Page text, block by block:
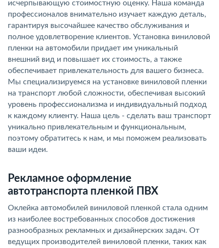
исчерпывающую стоимостную оценку. Наша команда
профессионалов внимательно изучает каждую деталь,
гарантируя высочайшее качество обслуживания и
полное удовлетворение клиентов. Установка виниловой
пленки на автомобили придает им уникальный
внешний вид и повышает их стоимость, а также
обеспечивает привлекательность для вашего бизнеса.
Мы специализируемся на установке виниловой пленки
на транспорт любой сложности, обеспечивая высокий
уровень профессионализма и индивидуальный подход
к каждому клиенту. Наша цель - сделать ваш транспорт
уникально привлекательным и функциональным,
поэтому обратитесь к нам, и мы поможем реализовать
ваши идеи.
Рекламное оформление
автотранспорта пленкой ПВХ
Оклейка автомобилей виниловой пленкой стала одним
из наиболее востребованных способов достижения
разнообразных рекламных и дизайнерских задач. От
ведущих производителей виниловой пленки, таких как